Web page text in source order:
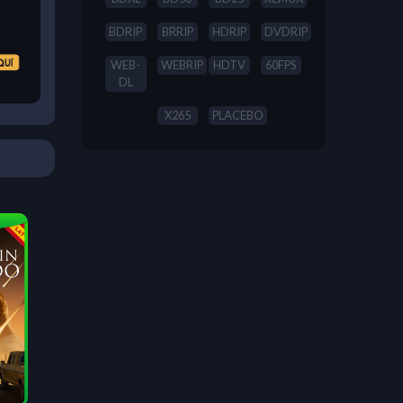
BDRIP BRRIP HDRIP DVDRIP
WEB-
DL
WEBRIP HDTV 60FPS
X265 PLACEBO